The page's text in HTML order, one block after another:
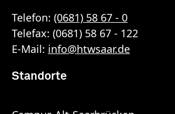
Telefon: (0681) 58 67 - 0
Telefax: (0681) 58 67 - 122
E-Mail: info@htwsaar.de
Standorte